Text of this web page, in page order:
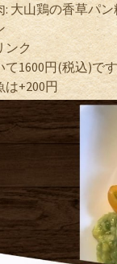
大山鶏の香草パン
ク
て1600円(税込)で
+200円